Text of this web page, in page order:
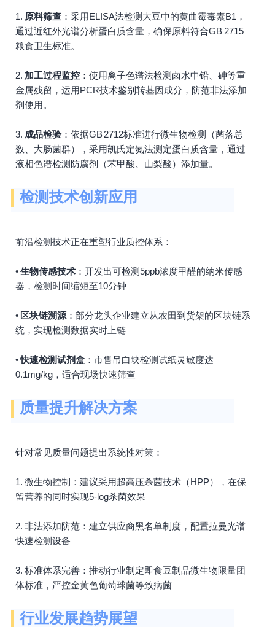
1. 原料筛查：采用ELISA法检测大豆中的黄曲霉毒素B1，
通过近红外光谱分析蛋白质含量，确保原料符合GB 2715
粮食卫生标准。
2. 加工过程监控：使用离子色谱法检测卤水中铅、砷等重
金属残留，运用PCR技术鉴别转基因成分，防范非法添加
剂使用。
3. 成品检验：依据GB 2712标准进行微生物检测（菌落总
数、大肠菌群），采用凯氏定氮法测定蛋白质含量，通过
液相色谱检测防腐剂（苯甲酸、山梨酸）添加量。
检测技术创新应用
前沿检测技术正在重塑行业质控体系：
•生物传感技术：开发出可检测5ppb浓度甲醛的纳米传感
器，检测时间缩短至10分钟
• 区块链溯源：部分龙头企业建立从农田到货架的区块链系
统，实现检测数据实时上链
•快速检测试剂盒：市售吊白块检测试纸灵敏度达
0.1mg/kg，适合现场快速筛查
质量提升解决方案
针对常见质量问题提出系统性对策：
1. 微生物控制：建议采用超高压杀菌技术（HPP），在保
留营养的同时实现5-log杀菌效果
2. 非法添加防范：建立供应商黑名单制度，配置拉曼光谱
快速检测设备
3. 标准体系完善：推动行业制定即食豆制品微生物限量团
体标准，严控金黄色葡萄球菌等致病菌
行业发展趋势展望